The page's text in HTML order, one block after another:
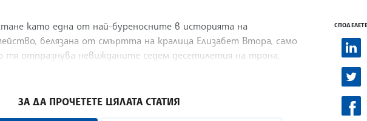
като една от най-буреносните в историята на
белязана от смъртта на кралица Елизабет Втора, само
тя отпразнува невижданите седем десетилетия на трона,
ЗА ДА ПРОЧЕТЕТЕ ЦЯЛАТА СТАТИЯ
СПОДЕЛЕТЕ